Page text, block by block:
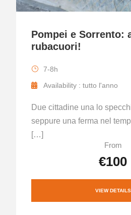
Pompei e Sorrento:
rubacuori!
7-8h
Availability : tutto l'anno
Due cittadine una lo
seppure una ferma nel
[…]
From
€100
VIEW DETAILS